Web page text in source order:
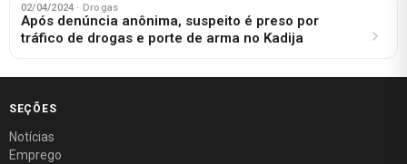
02/04/2024 · Drogas
Após denúncia anônima, suspeito é preso por
tráfico de drogas e porte de arma no Kadija
SEÇÕES
Notícias
Emprego